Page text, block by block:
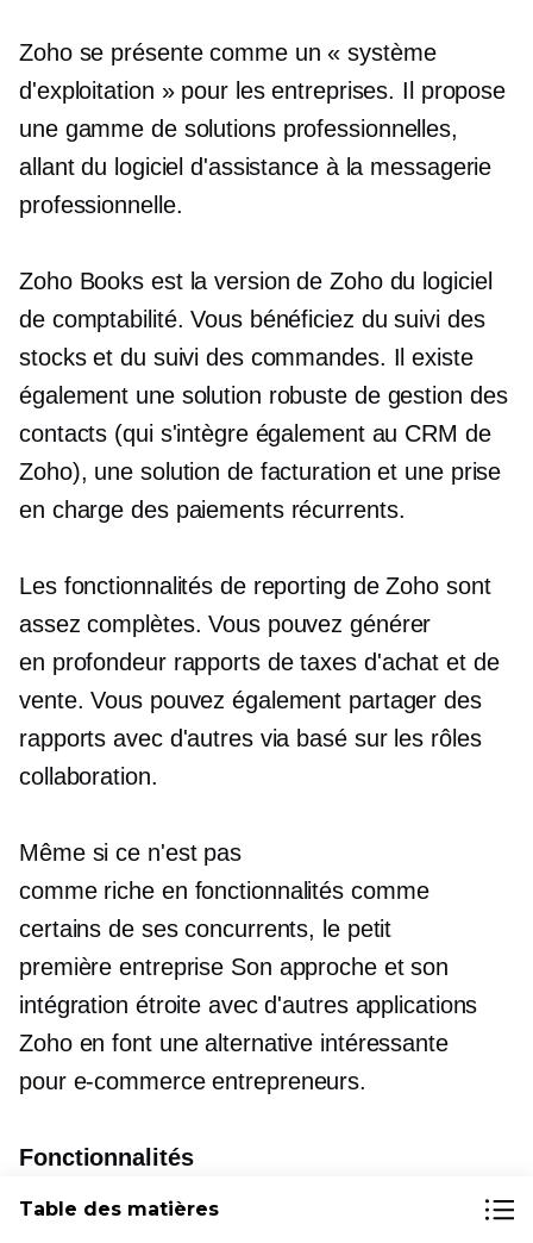
Zoho se présente comme un « système
d'exploitation » pour les entreprises. Il propose
une gamme de solutions professionnelles,
allant du logiciel d'assistance à la messagerie
professionnelle.
Zoho Books est la version de Zoho du logiciel
de comptabilité. Vous bénéficiez du suivi des
stocks et du suivi des commandes. Il existe
également une solution robuste de gestion des
contacts (qui s'intègre également au CRM de
Zoho), une solution de facturation et une prise
en charge des paiements récurrents.
Les fonctionnalités de reporting de Zoho sont
assez complètes. Vous pouvez générer
en profondeurrapports de taxes d'achat et de
vente. Vous pouvez également partager des
rapports avec d'autres via basé sur les rôles
collaboration.
Même si ce n'est pas
comme riche en fonctionnalités comme
certains de ses concurrents, le petit
première entreprise Son approche et son
intégration étroite avec d'autres applications
Zoho en font une alternative intéressante
pour e-commerceentrepreneurs.
Fonctionnalités
Fonctionne bien avec d'autres applications
Table des matières